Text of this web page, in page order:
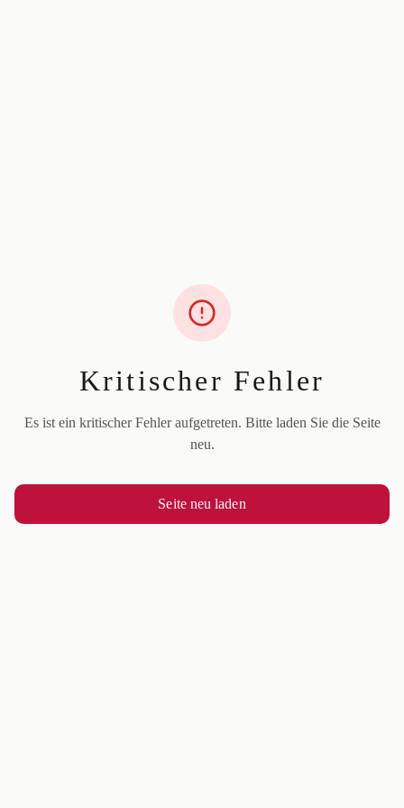
Kritischer Fehler
Es ist ein kritischer Fehler aufgetreten. Bitte laden Sie die Seite
neu.
Seite neu laden